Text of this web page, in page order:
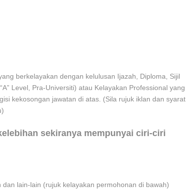
berkelayakan dengan kelulusan Ijazah, Diploma, Sijil
Level, Pra-Universiti) atau Kelayakan Professional yang
kekosongan jawatan di atas. (Sila rujuk iklan dan syarat
sekiranya mempunyai ciri-ciri
dan lain-lain (rujuk kelayakan permohonan di bawah)